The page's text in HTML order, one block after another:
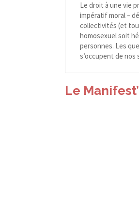
Le droit à une vie
impératif moral –
collectivités (et
homosexuel soit
personnes. Les
s’occupent de
Le